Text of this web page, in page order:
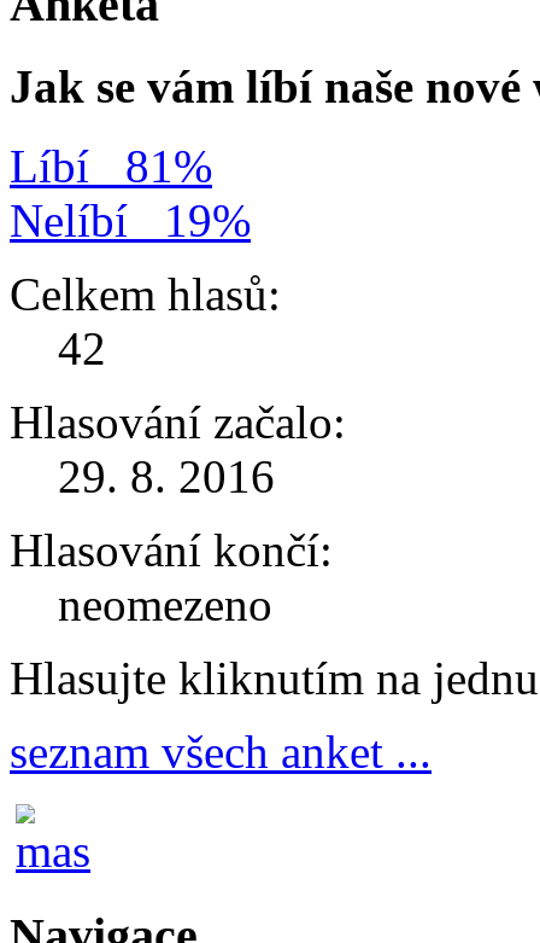
Jak se vám líbí naše
Líbí
81%
Nelíbí
19%
Celkem hlasů:
42
Hlasování začalo:
29. 8. 2016
Hlasování končí:
neomezeno
Hlasujte kliknutím na
seznam všech anket ...